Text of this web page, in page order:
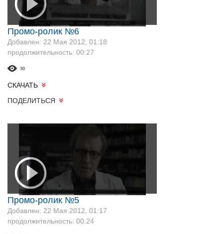
Промо-ролик №6
Добавлен: 22 Мая 2012, 01:18
продолжительность: 00:27
30
СКАЧАТЬ
ПОДЕЛИТЬСЯ
Промо-ролик №5
Добавлен: 22 Мая 2012, 01:17
продолжительность: 00:24